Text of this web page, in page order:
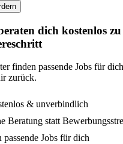
dich kostenlos zu
finden passende Jobs für
zurück.
& unverbindlich
Beratung statt
Jobs für dich